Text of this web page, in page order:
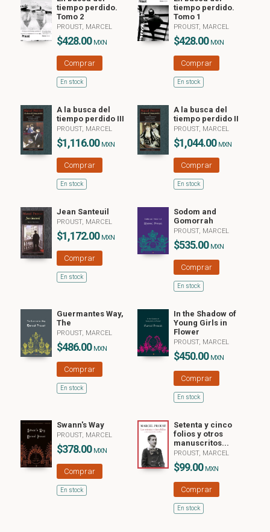
tiempo perdido.
Tomo 2
PROUST, MARCEL
$428.00 MXN
Comprar
En stock
tiempo perdido.
Tomo 1
PROUST, MARCEL
$428.00 MXN
Comprar
En stock
A la busca del
tiempo perdido III
PROUST, MARCEL
$1,116.00 MXN
Comprar
En stock
A la busca del
tiempo perdido II
PROUST, MARCEL
$1,044.00 MXN
Comprar
En stock
Jean Santeuil
PROUST, MARCEL
$1,172.00 MXN
Comprar
En stock
Sodom and
Gomorrah
PROUST, MARCEL
$535.00 MXN
Comprar
En stock
Guermantes Way,
The
PROUST, MARCEL
$486.00 MXN
Comprar
En stock
In the Shadow of
Young Girls in
Flower
PROUST, MARCEL
$450.00 MXN
Comprar
En stock
Swann's Way
PROUST, MARCEL
$378.00 MXN
Comprar
En stock
Setenta y cinco
folios y otros
manuscritos...
PROUST, MARCEL
$99.00 MXN
Comprar
En stock